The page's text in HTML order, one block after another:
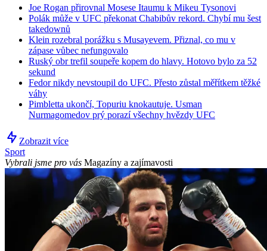
Joe Rogan přirovnal Mosese Itaumu k Mikeu Tysonovi
Polák může v UFC překonat Chabibův rekord. Chybí mu šest
takedownů
Klein rozebral porážku s Musayevem. Přiznal, co mu v
zápase vůbec nefungovalo
Ruský obr trefil soupeře kopem do hlavy. Hotovo bylo za 52
sekund
Fedor nikdy nevstoupil do UFC. Přesto zůstal měřítkem těžké
váhy
Pimbletta ukončí, Topuriu knokautuje. Usman
Nurmagomedov prý porazí všechny hvězdy UFC
Zobrazit více
Sport
Vybrali jsme pro vás Magazíny a zajímavosti